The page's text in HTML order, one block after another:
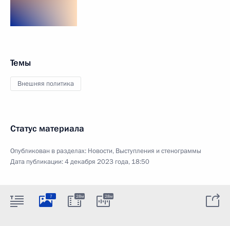
Темы
Внешняя политика
Статус материала
Опубликован в разделах: Новости, Выступления и стенограммы
Дата публикации:4 декабря 2023 года, 18:50
7 28м 28м